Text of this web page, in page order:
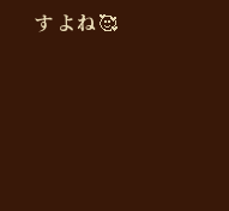
すよね🥰